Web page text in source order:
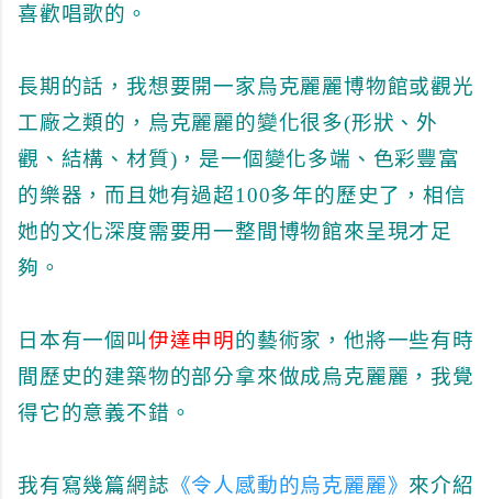
喜歡唱歌的。
長期的話，我想要開一家烏克麗麗博物館或觀光
工廠之類的，烏克麗麗的變化很多(形狀、外
觀、結構、材質)，是一個變化多端、色彩豐富
的樂器，而且她有過超100多年的歷史了，相信
她的文化深度需要用一整間博物館來呈現才足
夠。
日本有一個叫伊達申明 的藝術家，他將一些有時
間歷史的建築物的部分拿來做成烏克麗麗，我覺
得它的意義不錯。
我有寫幾篇網誌 《令人感動的烏克麗麗》 來介紹